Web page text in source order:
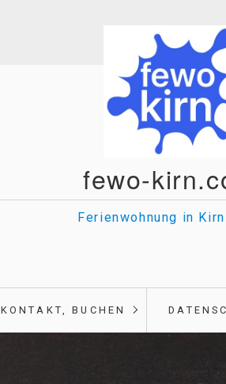
fewo-
Ferienwohnung in Kirn
KONTAKT, BUCHEN